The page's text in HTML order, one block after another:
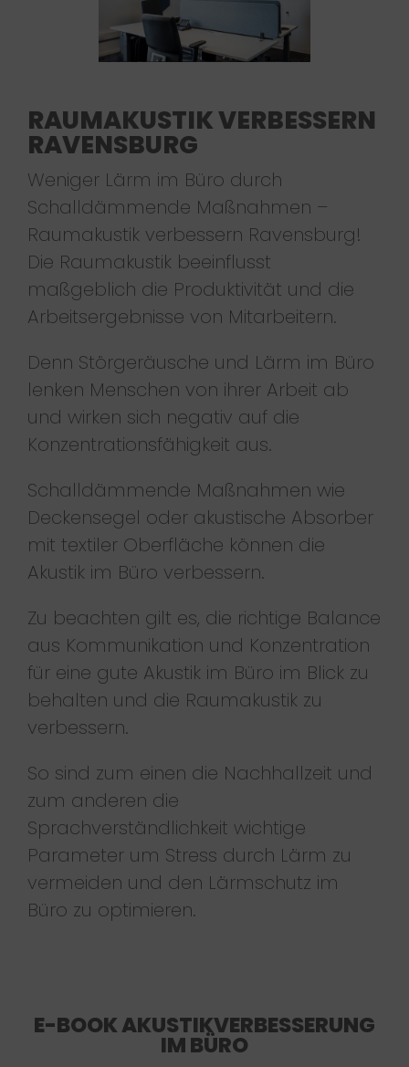
RAUMAKUSTIK VERBESSERN
RAVENSBURG
Weniger Lärm im Büro durch
Schalldämmende Maßnahmen –
Raumakustik verbessern Ravensburg!
Die Raumakustik beeinflusst
maßgeblich die Produktivität und die
Arbeitsergebnisse von Mitarbeitern.
Denn Störgeräusche und Lärm im Büro
lenken Menschen von ihrer Arbeit ab
und wirken sich negativ auf die
Konzentrationsfähigkeit aus.
Schalldämmende Maßnahmen wie
Deckensegel oder akustische Absorber
mit textiler Oberfläche können die
Akustik im Büro verbessern.
Zu beachten gilt es, die richtige Balance
aus Kommunikation und Konzentration
für eine gute Akustik im Büro im Blick zu
behalten und die Raumakustik zu
verbessern.
So sind zum einen die Nachhallzeit und
zum anderen die
Sprachverständlichkeit wichtige
Parameter um Stress durch Lärm zu
vermeiden und den Lärmschutz im
Büro zu optimieren.
E-BOOK AKUSTIKVERBESSERUNG
IM BÜRO